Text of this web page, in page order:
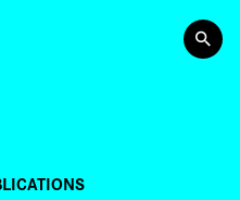
PRINCIPAL